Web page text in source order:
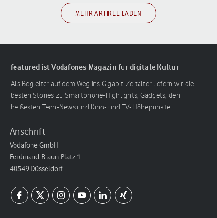
MEHR ARTIKEL LADEN
featured ist Vodafones Magazin für digitale Kultur
Als Begleiter auf dem Weg ins Gigabit-Zeitalter liefern wir die
besten Stories zu Smartphone-Highlights, Gadgets, den
heißesten Tech-News und Kino- und TV-Höhepunkte.
Anschrift
Vodafone GmbH
Ferdinand-Braun-Platz 1
40549 Düsseldorf